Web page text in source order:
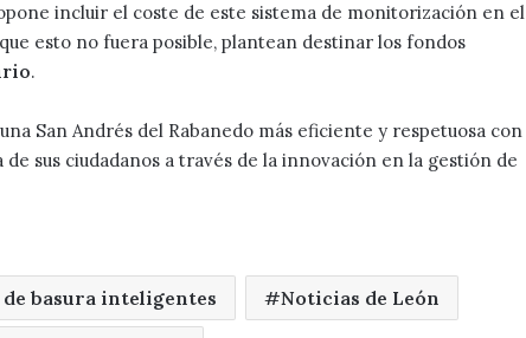
incluir el coste de este sistema de monitorización en el
esto no fuera posible, plantean destinar los fondos
.
San Andrés del Rabanedo más eficiente y respetuosa con
sus ciudadanos a través de la innovación en la gestión de
basura inteligentes Noticias de León